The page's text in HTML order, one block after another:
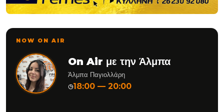
NOW ON AIR
On Air με την Άλμπα
Άλμπα Παγιολλάρη
◷18:00 — 20:00